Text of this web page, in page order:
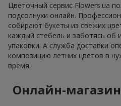
Цветочный сервис Flowers.ua
подсолнухи онлайн.
собирают букеты из свежих
каждый стебель и заботясь об
упаковки. А служба доставки
композицию летних цветов в
время.
Онлайн-